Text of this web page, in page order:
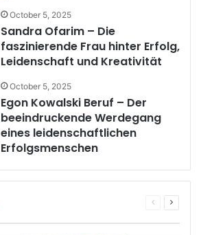
October 5, 2025
Sandra Ofarim – Die
faszinierende Frau hinter Erfolg,
Leidenschaft und Kreativität
October 5, 2025
Egon Kowalski Beruf – Der
beeindruckende Werdegang
eines leidenschaftlichen
Erfolgsmenschen
Previous
Next